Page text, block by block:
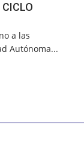
CICLO
a las
Autónoma...